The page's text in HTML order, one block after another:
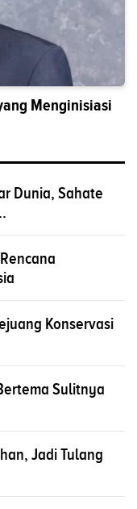
Menginisiasi
Dunia, Sahate
Konservasi
Sulitnya
Jadi Tulang